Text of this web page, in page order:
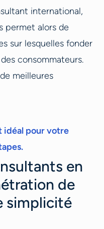
international,
permet alors de
sur lesquelles fonder
consommateurs.
meilleures
idéal pour votre
en
de
simplicité